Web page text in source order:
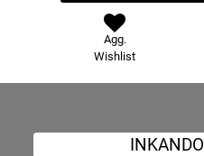
Agg.
Wishlist
INKANDO